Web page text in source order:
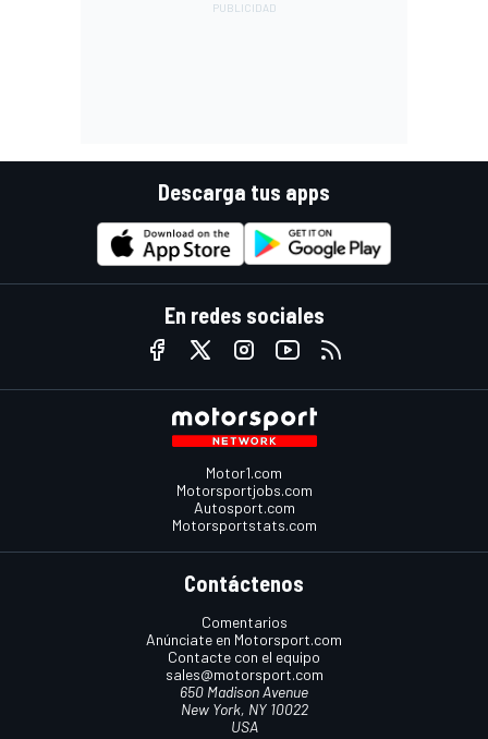
Descarga tus apps
En redes sociales
Motor1.com
Motorsportjobs.com
Autosport.com
Motorsportstats.com
Contáctenos
Comentarios
Anúnciate en Motorsport.com
Contacte con el equipo
sales@motorsport.com
650 Madison Avenue
New York, NY 10022
USA